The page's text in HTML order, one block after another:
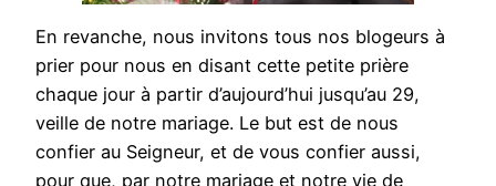
En revanche, nous invitons tous nos blogeurs à
prier pour nous en disant cette petite prière
chaque jour à partir d’aujourd’hui jusqu’au 29,
veille de notre mariage. Le but est de nous
confier au Seigneur, et de vous confier aussi,
pour que, par notre mariage et notre vie de